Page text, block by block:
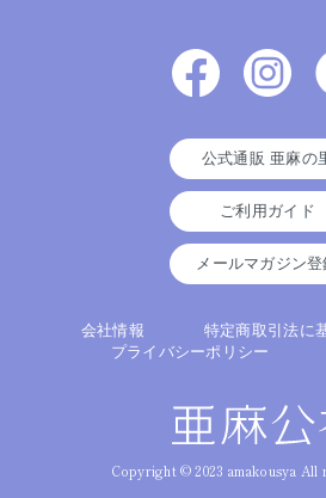
公式通販 亜麻の
ご利用ガイド
メールマガジン登
会社情報
特定商取引法に
プライバシーポリシー
Copyright © 2023 amakousya All